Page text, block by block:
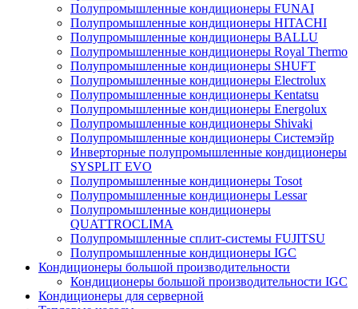
Полупромышленные кондиционеры FUNAI
Полупромышленные кондиционеры HITACHI
Полупромышленные кондиционеры BALLU
Полупромышленные кондиционеры Royal Thermo
Полупромышленные кондиционеры SHUFT
Полупромышленные кондиционеры Electrolux
Полупромышленные кондиционеры Kentatsu
Полупромышленные кондиционеры Energolux
Полупромышленные кондиционеры Shivaki
Полупромышленные кондиционеры Системэйр
Инверторные полупромышленные кондиционеры
SYSPLIT EVO
Полупромышленные кондиционеры Tosot
Полупромышленные кондиционеры Lessar
Полупромышленные кондиционеры
QUATTROCLIMA
Полупромышленные сплит-системы FUJITSU
Полупромышленные кондиционеры IGC
Кондиционеры большой производительности
Кондиционеры большой производительности IGC
Кондиционеры для серверной